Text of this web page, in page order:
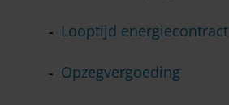
Looptijd energiecontract
Opzegvergoeding